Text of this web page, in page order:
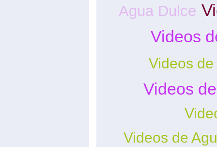
Agua Dulce
Videos
Videos
Videos
Videos de